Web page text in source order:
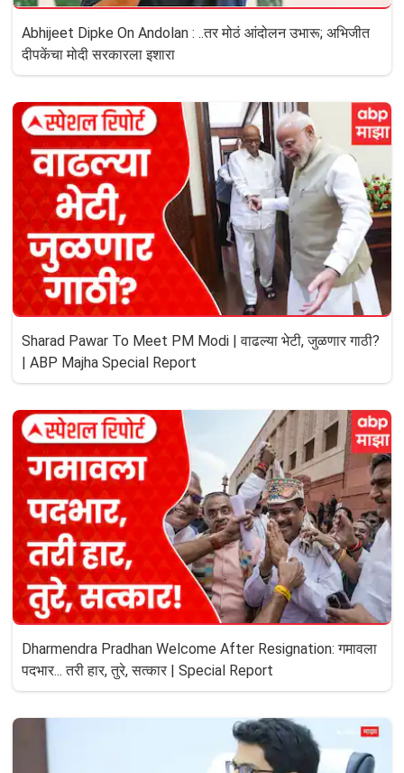
Abhijeet Dipke On Andolan : ..तर मोठं आंदोलन उभारू; अभिजीत
दीपकेंचा मोदी सरकारला इशारा
Sharad Pawar To Meet PM Modi | वाढल्या भेटी, जुळणार गाठी?
| ABP Majha Special Report
Dharmendra Pradhan Welcome After Resignation: गमावला
पदभार... तरी हार, तुरे, सत्कार | Special Report